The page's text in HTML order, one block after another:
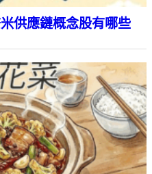
供應鏈概念股有哪些